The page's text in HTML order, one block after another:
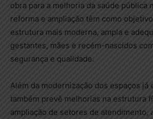
obra para a melhoria da saúde pública
reforma e ampliação têm como
estrutura mais moderna, ampla e
gestantes, mães e recém-nascidos
segurança e qualidade.
Além da modernização dos espaços já
também prevê melhorias na estrutura
ampliação de setores de atendimento,